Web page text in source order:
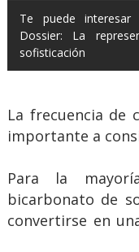
Te puede interesar
Dossier: La
sofisticación
La frecuencia de
importante a
Para la
bicarbonato de
convertirse en